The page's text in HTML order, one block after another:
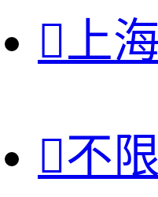
上
不限